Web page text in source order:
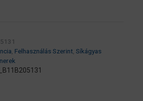
, Felhasználás Szerint, Síkágyas